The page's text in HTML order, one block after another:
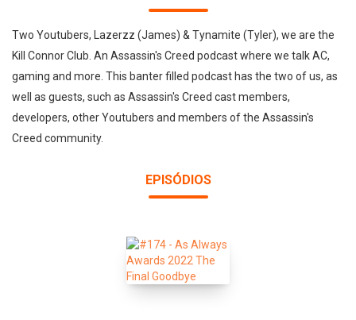
Two Youtubers, Lazerzz (James) & Tynamite (Tyler), we are the
Kill Connor Club. An Assassin's Creed podcast where we talk AC,
gaming and more. This banter filled podcast has the two of us, as
well as guests, such as Assassin's Creed cast members,
developers, other Youtubers and members of the Assassin's
Creed community.
EPISÓDIOS